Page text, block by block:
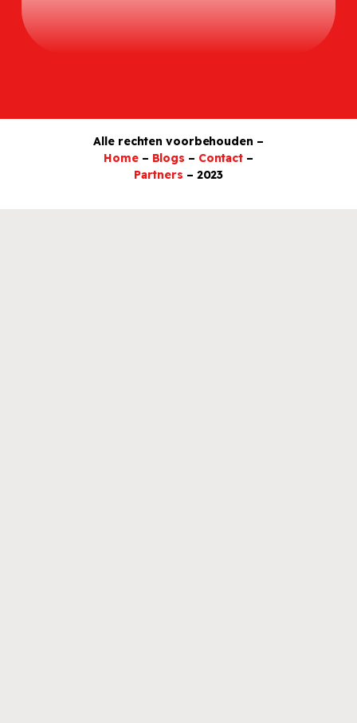
Alle rechten voorbehouden –
Home– Blogs – Contact –
Partners – 2023